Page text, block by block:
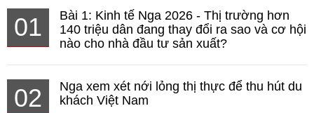
01
Bài 1: Kinh tế Nga 2026 - Thị trường hơn
140 triệu dân đang thay đổi ra sao và cơ hội
nào cho nhà đầu tư sản xuất?
02
Nga xem xét nới lỏng thị thực để thu hút du
khách Việt Nam